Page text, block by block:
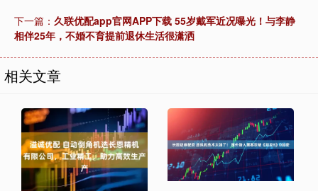
下一篇： 久联优配app官网APP下载 55岁戴军近况曝光！与李静
相伴25年，不婚不育提前退休生活很潇洒
相关文章